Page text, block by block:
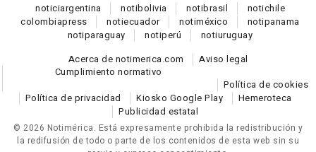
noticiargentina notibolivia notibrasil notichile
colombiapress notiecuador notiméxico notipanama
notiparaguay notiperú notiuruguay
Acerca de notimerica.com
Aviso legal
Cumplimiento normativo
Política de cookies
Política de privacidad
Kiosko Google Play
Hemeroteca
Publicidad estatal
© 2026 Notimérica. Está expresamente prohibida la redistribución y
la redifusión de todo o parte de los contenidos de esta web sin su